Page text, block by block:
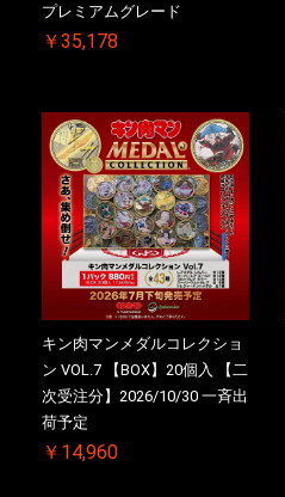
プレミアムグレード
￥35,178
キン肉マンメダルコレクショ
ン VOL.7 【BOX】20個入 【二
次受注分】2026/10/30 一斉出
荷予定
￥14,960